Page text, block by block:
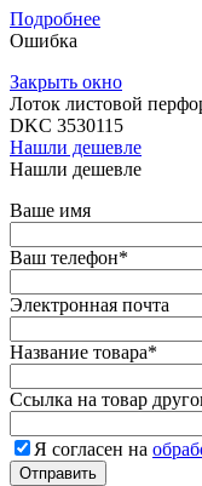
Подробнее
Ошибка
Закрыть окно
Лоток листовой
DKC 3530115
Нашли дешевле
Нашли дешевле
Ваше имя
Ваш телефон*
Электронная почта
Название товара*
Ссылка на товар
Я согласен на